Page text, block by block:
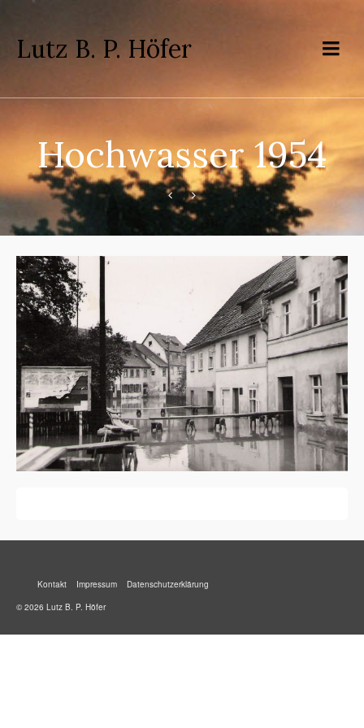
Lutz B. P. Höfer
Hochwasser 1954
Kontakt Impressum
Datenschutzerklärung
© 2026 Lutz B. P. Höfer